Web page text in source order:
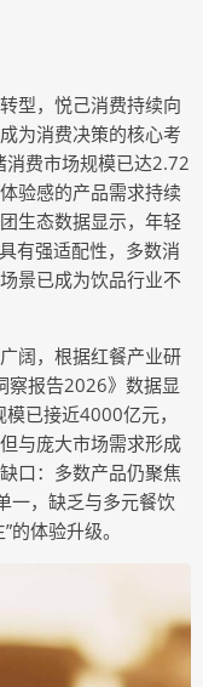
型，悦己消费持续向
为消费决策的核心考
费市场规模已达2.72
验感的产品需求持续
生态数据显示，年轻
有强适配性，多数消
景已成为饮品行业不
阔，根据红餐产业研
察报告2026》数据显
已接近4000亿元，
与庞大市场需求形成
口：多数产品仍聚焦
一，缺乏与多元餐饮
体验升级。